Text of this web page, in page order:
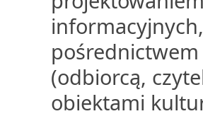
(odbiorcą,
obiektami